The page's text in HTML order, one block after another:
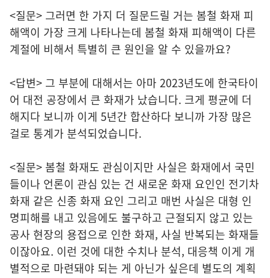
<질문> 그러면 한 가지 더 질문드릴 거는 봄철 화재 피
해액이 가장 크게 나타나는데 봄철 화재 피해액이 다른
계절에 비해서 특별히 큰 원인을 알 수 있을까요?
<답변> 그 부분에 대해서는 아마 2023년도에 한국타이
어 대전 공장에서 큰 화재가 났습니다. 크게 평균에 더
해지다 보니까 이게 5년간 합산하다 보니까 가장 많은
걸로 통계가 분석되었습니다.
<질문> 봄철 화재도 관심이지만 사실은 화재에서 국민
들이나 언론이 관심 있는 건 새로운 화재 요인인 전기차
화재 같은 신종 화재 요인 그리고 매번 사실은 대형 인
명피해를 내고 있음에도 불구하고 근절되지 않고 있는
공사 현장의 용접으로 인한 화재, 사실 반복되는 화재들
이잖아요. 이런 것에 대한 수치나 분석, 대응책 이게 개
별적으로 마련돼야 되는 게 아닌가 싶은데 별도의 계획